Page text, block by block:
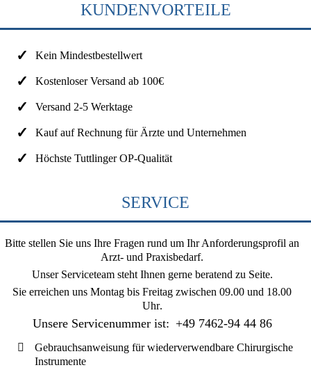
KUNDENVORTEILE
Kein Mindestbestellwert
Kostenloser Versand ab 100€
Versand 2-5 Werktage
Kauf auf Rechnung für Ärzte und Unternehmen
Höchste Tuttlinger OP-Qualität
SERVICE
Bitte stellen Sie uns Ihre Fragen rund um Ihr Anforderungsprofil an
Arzt- und Praxisbedarf.
Unser Serviceteam steht Ihnen gerne beratend zu Seite.
Sie erreichen uns Montag bis Freitag zwischen 09.00 und 18.00
Uhr.
Unsere Servicenummer ist: +49 7462-94 44 86
Gebrauchsanweisung für wiederverwendbare Chirurgische
Instrumente